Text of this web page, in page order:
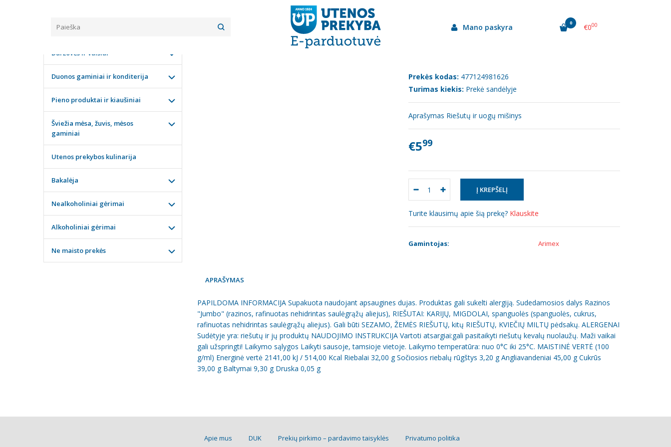
Mano paskyra 0 €000
Džiovinti vaisiai, riešutai, sėklos Karališkas mišinys "Arimex" 300g
KARALIŠKAS MIŠINYS "ARIMEX" 300G
Prekės kodas: 477124981626
Turimas kiekis: Prekė sandėlyje
Aprašymas Riešutų ir uogų mišinys
€599
Turite klausimų apie šią prekę? Klauskite
Gamintojas: Arimex
APRAŠYMAS
PAPILDOMA INFORMACIJA Supakuota naudojant apsaugines dujas. Produktas gali sukelti alergiją. Sudedamosios dalys Razinos
"Jumbo" (razinos, rafinuotas nehidrintas saulėgrąžų aliejus), RIEŠUTAI: KARIJŲ, MIGDOLAI, spanguolės (spanguolės, cukrus,
rafinuotas nehidrintas saulėgrąžų aliejus). Gali būti SEZAMO, ŽEMĖS RIEŠUTŲ, kitų RIEŠUTŲ, KVIEČIŲ MILTŲ pėdsakų. ALERGENAI
Sudėtyje yra: riešutų ir jų produktų NAUDOJIMO INSTRUKCIJA Vartoti atsargiai:gali pasitaikyti riešutų kevalų nuolaužų. Maži vaikai
gali užspringti! Laikymo sąlygos Laikyti sausoje, tamsioje vietoje. Laikymo temperatūra: nuo 0°C iki 25°C. MAISTINĖ VERTĖ (100
g/ml) Energinė vertė 2141,00 kJ / 514,00 Kcal Riebalai 32,00 g Sočiosios riebalų rūgštys 3,20 g Angliavandeniai 45,00 g Cukrūs
39,00 g Baltymai 9,30 g Druska 0,05 g
KATEGORIJOS
Daržovės ir vaisiai
Duonos gaminiai ir konditerija
Pieno produktai ir kiaušiniai
Šviežia mėsa, žuvis, mėsos
gaminiai
Utenos prekybos kulinarija
Bakalėja
Nealkoholiniai gėrimai
Alkoholiniai gėrimai
Ne maisto prekės
Apie mus DUK Prekių pirkimo – pardavimo taisyklės Privatumo politika